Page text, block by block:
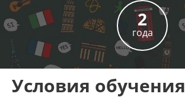
2
года
Условия обучения